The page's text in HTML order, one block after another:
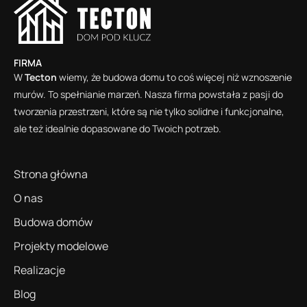
FIRMA
WTecton wiemy, że budowa domu to coś więcej niż wznoszenie
murów. To spełnianie marzeń. Nasza firma powstała z pasji do
tworzenia przestrzeni, które są nie tylko solidne i funkcjonalne,
ale też idealnie dopasowane do Twoich potrzeb.
Strona główna
O nas
Budowa domów
Projekty modelowe
Realizacje
Blog